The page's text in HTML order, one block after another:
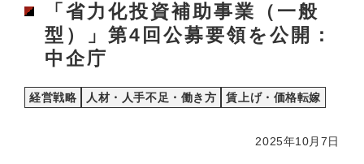
「省力化投資補助事業（一般
型）」第4回公募要領を公開：
中企庁
経営戦略 人材・人手不足・働き方 賃上げ・価格転嫁
2025年10月7日